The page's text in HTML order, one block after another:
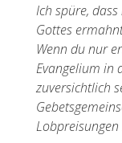
Ich spüre,
Gottes
Wenn du nur
Evangelium in
zuversichtlich